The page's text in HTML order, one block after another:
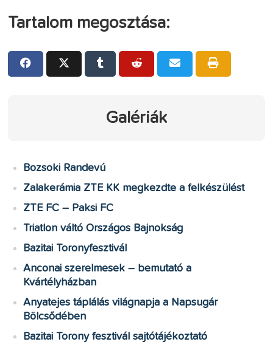
Tartalom megosztása:
Galériák
Bozsoki Randevú
Zalakerámia ZTE KK megkezdte a felkészülést
ZTE FC – Paksi FC
Triatlon váltó Országos Bajnokság
Bazitai Toronyfesztivál
Anconai szerelmesek – bemutató a
Kvártélyházban
Anyatejes táplálás világnapja a Napsugár
Bölcsődében
Bazitai Torony fesztivál sajtótájékoztató